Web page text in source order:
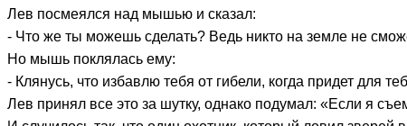
Лев посмеялся над мышью и сказал:
- Что же ты можешь сделать? Ведь никто на земле не
Но мышь поклялась ему:
- Клянусь, что избавлю тебя от гибели, когда придет для
Лев принял все это за шутку, однако подумал: «Если я